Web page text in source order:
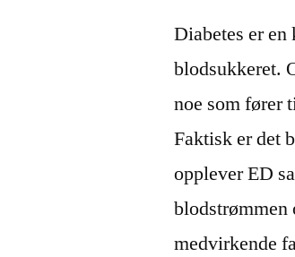
Diabetes er
blodsukkeret.
noe som fører
Faktisk er det
opplever ED
blodstrømmen
medvirkende